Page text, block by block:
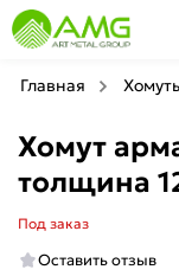
Главная
Хомут
толщина
Под заказ
Оставить отзыв